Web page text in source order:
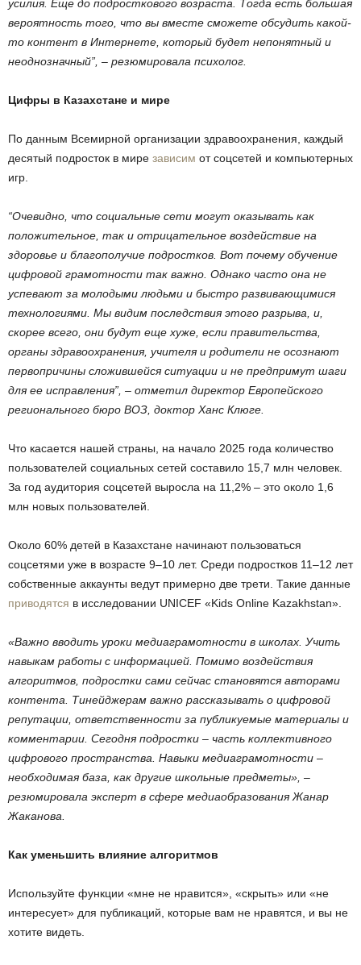
усилия. Еще до подросткового возраста. Тогда есть большая
вероятность того, что вы вместе сможете обсудить какой-
то контент в Интернете, который будет непонятный и
неоднозначный”, – резюмировала психолог.
Цифры в Казахстане и мире
По данным Всемирной организации здравоохранения, каждый
десятый подросток в мире зависим от соцсетей и компьютерных
игр.
“Очевидно, что социальные сети могут оказывать как
положительное, так и отрицательное воздействие на
здоровье и благополучие подростков. Вот почему обучение
цифровой грамотности так важно. Однако часто она не
успевают за молодыми людьми и быстро развивающимися
технологиями. Мы видим последствия этого разрыва, и,
скорее всего, они будут еще хуже, если правительства,
органы здравоохранения, учителя и родители не осознают
первопричины сложившейся ситуации и не предпримут шаги
для ее исправления”, – отметил директор Европейского
регионального бюро ВОЗ, доктор Ханс Клюге.
Что касается нашей страны, на начало 2025 года количество
пользователей социальных сетей составило 15,7 млн человек.
За год аудитория соцсетей выросла на 11,2% – это около 1,6
млн новых пользователей.
Около 60% детей в Казахстане начинают пользоваться
соцсетями уже в возрасте 9–10 лет. Среди подростков 11–12 лет
собственные аккаунты ведут примерно две трети. Такие данные
приводятся в исследовании UNICEF «Kids Online Kazakhstan».
«Важно вводить уроки медиаграмотности в школах. Учить
навыкам работы с информацией. Помимо воздействия
алгоритмов, подростки сами сейчас становятся авторами
контента. Тинейджерам важно рассказывать о цифровой
репутации, ответственности за публикуемые материалы и
комментарии. Сегодня подростки – часть коллективного
цифрового пространства. Навыки медиаграмотности –
необходимая база, как другие школьные предметы», –
резюмировала эксперт в сфере медиаобразования Жанар
Жаканова.
Как уменьшить влияние алгоритмов
Используйте функции «мне не нравится», «скрыть» или «не
интересует» для публикаций, которые вам не нравятся, и вы не
хотите видеть.